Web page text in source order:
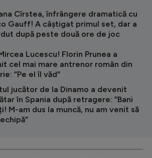
Cîrstea, înfrângere dramatică cu
Gauff! A câștigat primul set, dar a
după peste două ore de joc
Lucescu! Florin Prunea a
cel mai mare antrenor român din
”Pe el îl văd”
jucător de la Dinamo a devenit
în Spania după retragere: ”Bani
M-am dus la muncă, nu am venit să